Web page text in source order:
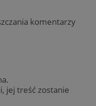
komentarzy
jej treść zostanie